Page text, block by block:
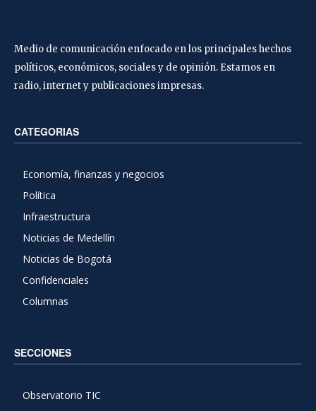
Medio de comunicación enfocado en los principales hechos
políticos, económicos, sociales y de opinión. Estamos en
radio, internet y publicaciones impresas.
CATEGORIAS
Economía, finanzas y negocios
Política
Infraestructura
Noticias de Medellín
Noticias de Bogotá
Confidenciales
Columnas
SECCIONES
Observatorio TIC